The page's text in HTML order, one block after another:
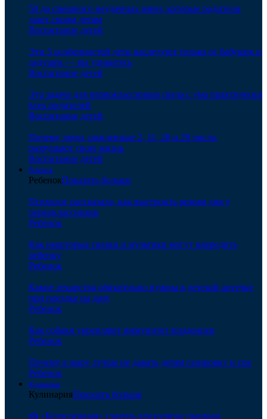
50 до смешного неудачных имен, которые родители
дают своим детям
Воспитание детей
Эти 5 особенностей дети наследуют только от бабушек и
дедушек — вы удивитесь
Воспитание детей
Эта задача для первоклассников свела с ума практически
всех родителей
Воспитание детей
Почему люди, рожденные 2, 11, 20 и 29 числа,
разрушают свою жизнь
Воспитание детей
Ребенок
РебенокПоказать больше
Психолог рассказала, как выстроить режим дня у
первоклассников
Ребенок
Как некоторые сказки и мультики могут навредить
ребенку
Ребенок
Какие лекарства обязательно нужны в детской аптечке
при поездке на дачу
Ребенок
Как собаки укрепляют иммунитет младенцев
Ребенок
Почему в жару лучше не давать детям газировку и сок
Ребенок
Кулинария
КулинарияПоказать больше
🍰 «Белоснежная» глазурь для кулича: пышная,